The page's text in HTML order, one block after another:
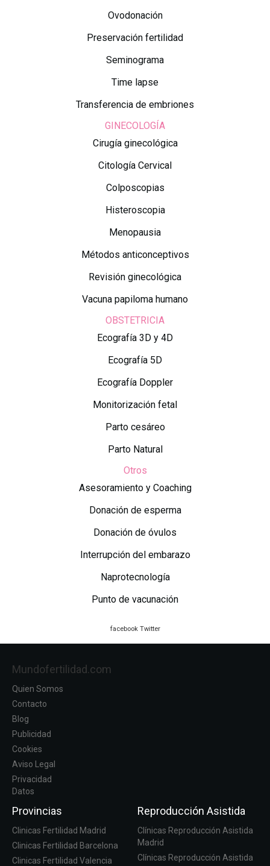
Ovodonación
Preservación fertilidad
Seminograma
Time lapse
Transferencia de embriones
GINECOLOGÍA
Cirugía ginecológica
Citología Cervical
Colposcopias
Histeroscopia
Menopausia
Métodos anticonceptivos
Revisión ginecológica
Vacuna papiloma humano
OBSTETRICIA
Ecografía 3D y 4D
Ecografía 5D
Ecografía Doppler
Monitorización fetal
Parto cesáreo
Parto Natural
Otros
Asesoramiento y Coaching
Donación de esperma
Donación de óvulos
Interrupción del embarazo
Naprotecnología
Punto de vacunación
facebook Twitter
Mundofertilidad.com
Quien Somos
Contacto
Blog
Publicidad
Cookies
Aviso Legal
Privacidad
Datos
Provincias
Clinicas Fertilidad Madrid
Clinicas Fertilidad Barcelona
Clinicas Fertilidad Valencia
Reproducción Asistida
Clínicas Reproducción Asistida
Madrid
Clínicas Reproducción Asistida